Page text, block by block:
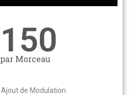
150
par Morceau
Ajout de Modulation